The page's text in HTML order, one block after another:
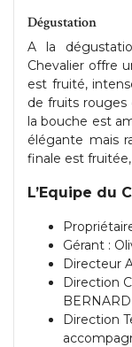
Dégustation
A la
Chevalier offre
est fruité,
de fruits rouges
la bouche est
élégante mais
finale est
L’Equipe du
Gérant :
Directeur
Direction
BERNARD
Direction